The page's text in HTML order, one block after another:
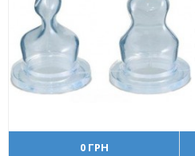
0 ГРН